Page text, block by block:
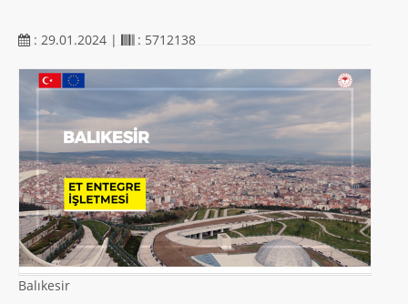
: 29.01.2024 | : 5712138
Balıkesir